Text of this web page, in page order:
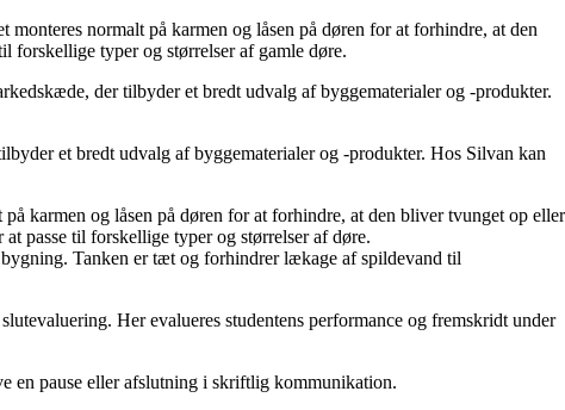
normalt på karmen og låsen på døren for at forhindre, at den
forskellige typer og størrelser af gamle døre.
der tilbyder et bredt udvalg af byggematerialer og -produkter.
et bredt udvalg af byggematerialer og -produkter. Hos Silvan kan
karmen og låsen på døren for at forhindre, at den bliver tvunget op eller
passe til forskellige typer og størrelser af døre.
Tanken er tæt og forhindrer lækage af spildevand til
Her evalueres studentens performance og fremskridt under
en pause eller afslutning i skriftlig kommunikation.